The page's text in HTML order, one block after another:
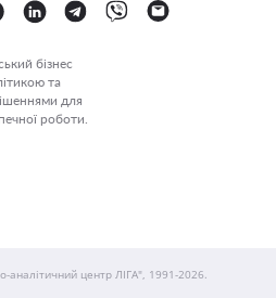
бізнес
та
для
роботи.
аналітичний центр ЛІГА", 1991-2026.